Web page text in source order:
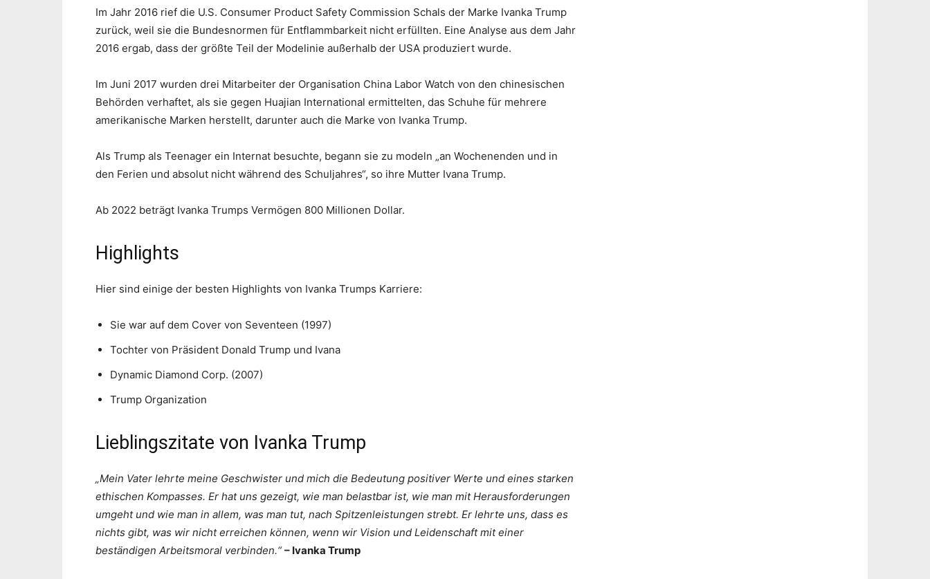
Im Jahr 2016 rief die U.S. Consumer Product Safety Commission Schals der Marke Ivanka Trump
zurück, weil sie die Bundesnormen für Entflammbarkeit nicht erfüllten. Eine Analyse aus dem Jahr
2016 ergab, dass der größte Teil der Modelinie außerhalb der USA produziert wurde.
Im Juni 2017 wurden drei Mitarbeiter der Organisation China Labor Watch von den chinesischen
Behörden verhaftet, als sie gegen Huajian International ermittelten, das Schuhe für mehrere
amerikanische Marken herstellt, darunter auch die Marke von Ivanka Trump.
Als Trump als Teenager ein Internat besuchte, begann sie zu modeln „an Wochenenden und in
den Ferien und absolut nicht während des Schuljahres“, so ihre Mutter Ivana Trump.
Ab 2022 beträgt Ivanka Trumps Vermögen 800 Millionen Dollar.
Highlights
Hier sind einige der besten Highlights von Ivanka Trumps Karriere:
Sie war auf dem Cover von Seventeen (1997)
Tochter von Präsident Donald Trump und Ivana
Dynamic Diamond Corp. (2007)
Trump Organization
Lieblingszitate von Ivanka Trump
„Mein Vater lehrte meine Geschwister und mich die Bedeutung positiver Werte und eines starken
ethischen Kompasses. Er hat uns gezeigt, wie man belastbar ist, wie man mit Herausforderungen
umgeht und wie man in allem, was man tut, nach Spitzenleistungen strebt. Er lehrte uns, dass es
nichts gibt, was wir nicht erreichen können, wenn wir Vision und Leidenschaft mit einer
beständigen Arbeitsmoral verbinden.“– Ivanka Trump